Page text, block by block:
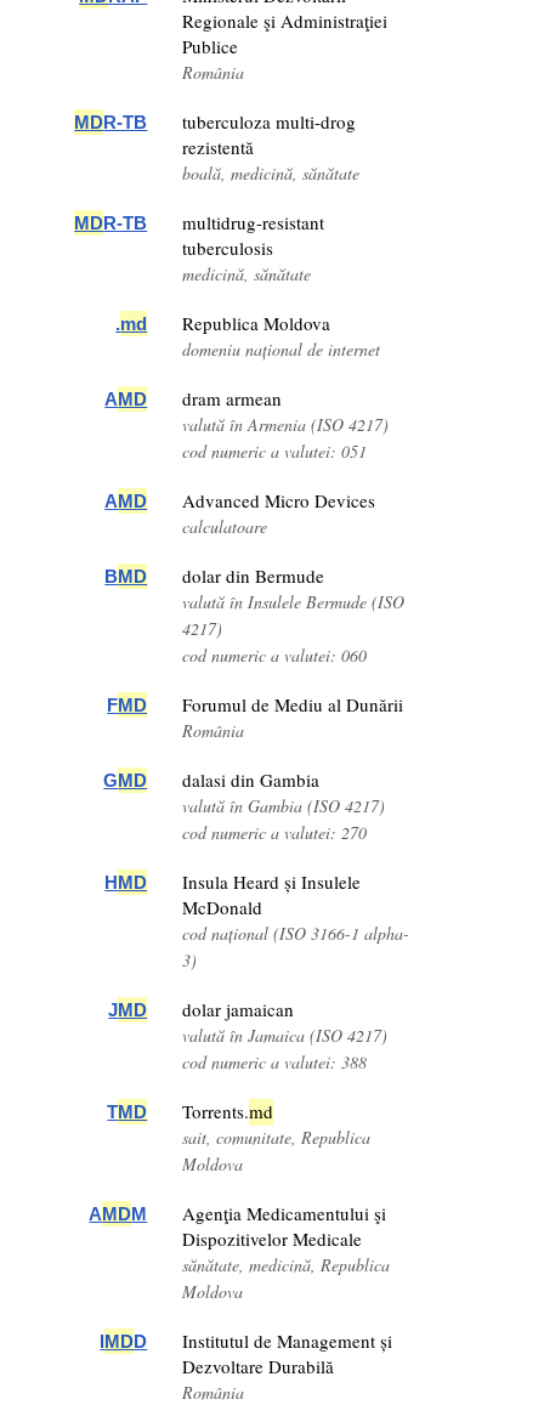
Regionale şi Administraţiei
Publice
România
MDR-TB
tuberculoza multi-drog
rezistentă
boală, medicină, sănătate
MDR-TB
multidrug-resistant
tuberculosis
medicină, sănătate
.md Republica Moldova
domeniu național de internet
AMD dram armean
valută în Armenia (ISO 4217)
cod numeric a valutei: 051
AMD Advanced Micro Devices
calculatoare
BMD dolar din Bermude
valută în Insulele Bermude (ISO
4217)
cod numeric a valutei: 060
FMD Forumul de Mediu al Dunării
România
GMD dalasi din Gambia
valută în Gambia (ISO 4217)
cod numeric a valutei: 270
HMD
Insula Heard și Insulele
McDonald
cod național (ISO 3166-1 alpha-
3)
JMD dolar jamaican
valută în Jamaica (ISO 4217)
cod numeric a valutei: 388
TMD Torrents.md
sait, comunitate, Republica
Moldova
AMDM
Agenţia Medicamentului şi
Dispozitivelor Medicale
sănătate, medicină, Republica
Moldova
IMDD
Institutul de Management și
Dezvoltare Durabilă
România